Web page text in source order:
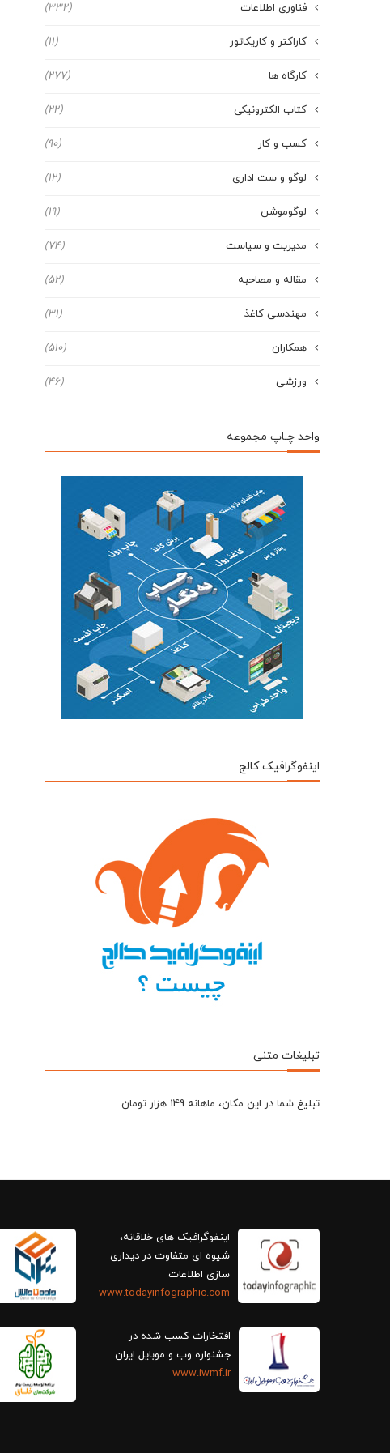
فناوری اطلاعات (332)
کاراکتر و کاریکاتور (11)
کارگاه ها (277)
کتاب الکترونیکی (22)
کسب و کار (90)
لوگو و ست اداری (12)
لوگوموشن (19)
مدیریت و سیاست (74)
مقاله و مصاحبه (52)
مهندسی کاغذ (31)
همکاران (510)
ورزشی (46)
واحد چـاپ مجموعه
اینفوگرافیک کالج
تبلیغات متنی
تبلیغ شما در این مکان، ماهانه 149 هزار تومان
اینفوگرافیک های خلاقانه،
سازی اطلاعات
www.todayinfographic.com
افتخارات کسب شده در
جشنواره وب و موبایل ایران
www.iwmf.ir